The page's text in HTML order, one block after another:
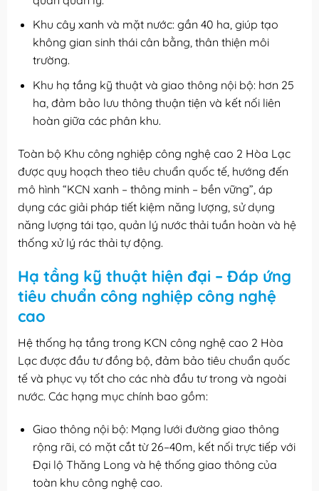
Khu cây xanh và mặt nước: gần 40 ha, giúp tạo
không gian sinh thái cân bằng, thân thiện môi
trường.
Khu hạ tầng kỹ thuật và giao thông nội bộ: hơn 25
ha, đảm bảo lưu thông thuận tiện và kết nối liên
hoàn giữa các phân khu.
Toàn bộ Khu công nghiệp công nghệ cao 2 Hòa Lạc
được quy hoạch theo tiêu chuẩn quốc tế, hướng đến
mô hình “KCN xanh – thông minh – bền vững”, áp
dụng các giải pháp tiết kiệm năng lượng, sử dụng
năng lượng tái tạo, quản lý nước thải tuần hoàn và hệ
thống xử lý rác thải tự động.
Hạ tầng kỹ thuật hiện đại – Đáp ứng
tiêu chuẩn công nghiệp công nghệ
cao
Hệ thống hạ tầng trong KCN công nghệ cao 2 Hòa
Lạc được đầu tư đồng bộ, đảm bảo tiêu chuẩn quốc
tế và phục vụ tốt cho các nhà đầu tư trong và ngoài
nước. Các hạng mục chính bao gồm:
Giao thông nội bộ: Mạng lưới đường giao thông
rộng rãi, có mặt cắt từ 26–40m, kết nối trực tiếp với
Đại lộ Thăng Long và hệ thống giao thông của
toàn khu công nghệ cao.